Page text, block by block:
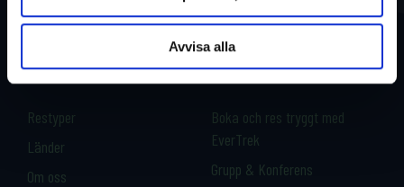
Avvisa alla
Restyper
Länder
Om oss
Boka och res tryggt med
EverTrek
Grupp & Konferens